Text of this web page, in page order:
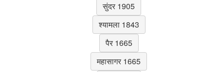
सुंदर 1905
श्यामला 1843
पैर 1665
महासागर 1665